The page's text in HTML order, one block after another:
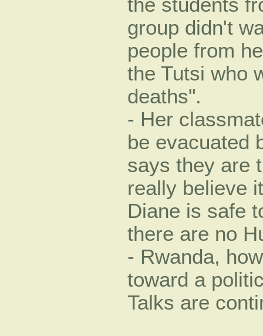
the students
group didn't
people from
the Tutsi who
deaths".
- Her
be evacuated
says they are
really believe
Diane is safe
there are no
- Rwanda,
toward a
Talks are